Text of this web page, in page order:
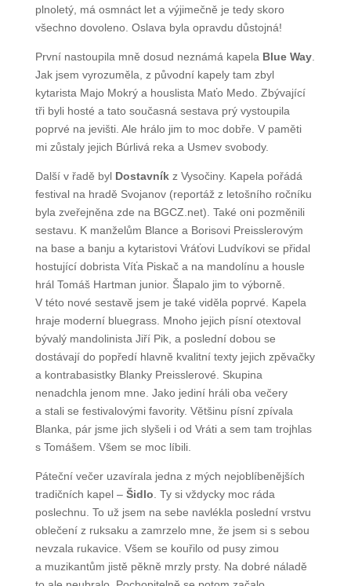
Pavol „Reyo“ Daňo. Pověděl, že festival je konečně
plnoletý, má osmnáct let a výjimečně je tedy skoro
První nastoupila mně dosud neznámá kapela
Way. Jak jsem vyrozuměla, z původní kapely tam zbyl
kytarista Majo Mokrý a houslista Maťo Medo.
Zbývající tři byli hosté a tato současná sestava prý
vystoupila poprvé na jevišti. Ale hrálo jim to moc
a Usmev svobody.
Další v řadě bylDostavníkz Vysočiny. Kapela pořádá
festival na hradě Svojanov (reportáž z letošního
ročníku byla zveřejněna zde na BGCZ.net). Také oni
pozměnili sestavu. K manželům Blance a Borisovi
Preisslerovým na base a banju a kytaristovi Vráťovi
Ludvíkovi se přidal hostující dobrista Víťa Piskač a na
mandolínu a housle hrál Tomáš Hartman junior.
Šlapalo jim to výborně. V této nové sestavě jsem je
také viděla poprvé. Kapela hraje moderní bluegrass.
Mnoho jejich písní otextoval bývalý mandolinista Jiří
Pik, a poslední dobou se dostávají do popředí hlavně
kvalitní texty jejich zpěvačky a kontrabasistky Blanky
Preisslerové. Skupina nenadchla jenom mne. Jako
jediní hráli oba večery a stali se festivalovými
slyšeli i od Vráti a sem tam trojhlas s Tomášem. Všem
se moc líbili.
Páteční večer uzavírala jedna z mých
nejoblíbenějších tradičních kapel – Šidlo . Ty si
vždycky moc ráda poslechnu. To už jsem na sebe